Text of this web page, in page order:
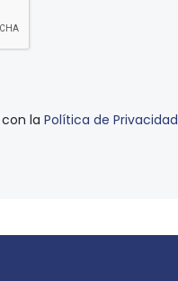
con laPolítica de Privacidad